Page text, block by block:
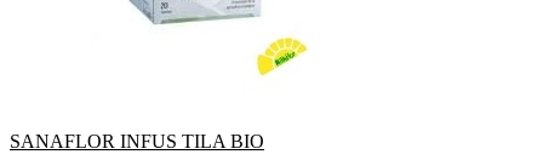
SANAFLOR INFUS TILA BIO